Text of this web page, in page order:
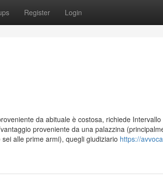
Register Login
da abituale è costosa, richiede
proveniente da una palazzina
alle prime armi), quegli giudiziario https://